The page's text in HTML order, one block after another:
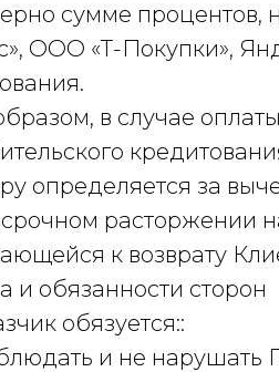
сумме процентов,
ООО «Т-Покупки»,
в случае
определяется за
расторжении
к возврату
и обязанности сторон
обязуется::
и не